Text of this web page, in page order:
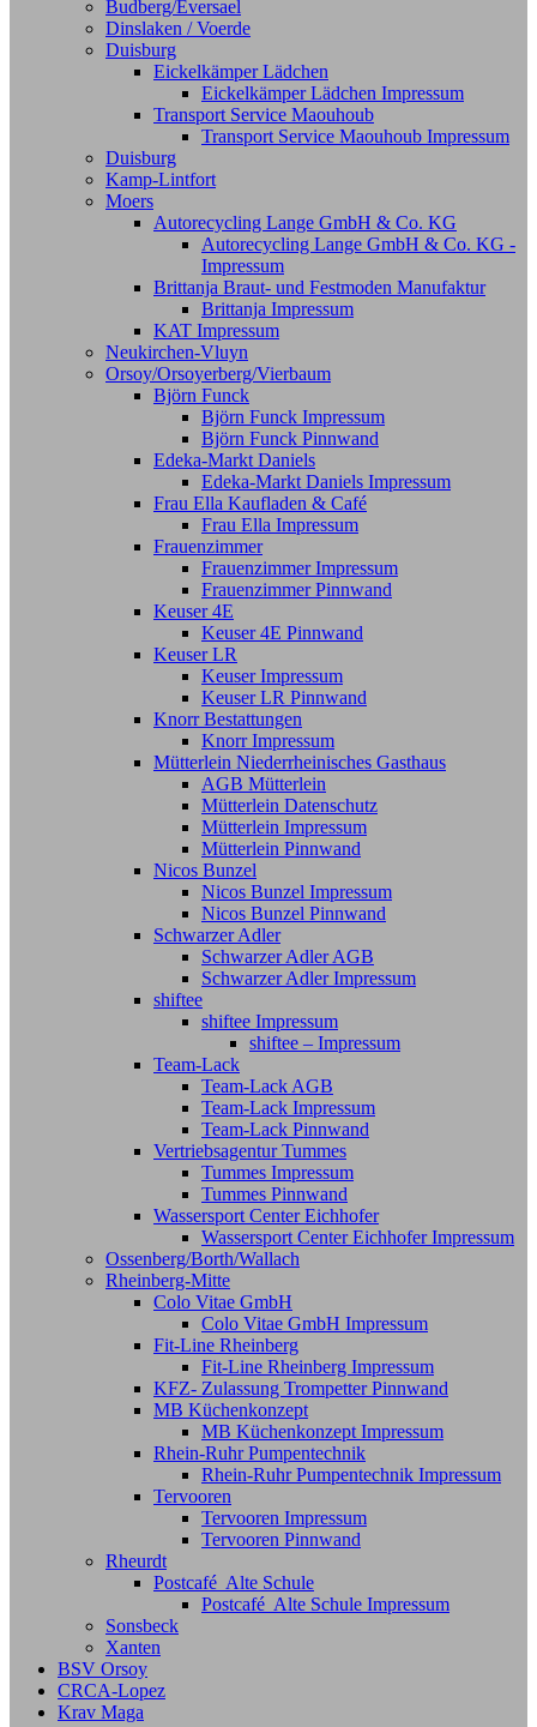
Budberg/Eversael
Dinslaken / Voerde
Duisburg
Eickelkämper Lädchen
Eickelkämper Lädchen Impressum
Transport Service Maouhoub
Transport Service Maouhoub Impressum
Duisburg
Kamp-Lintfort
Moers
Autorecycling Lange GmbH & Co. KG
Autorecycling Lange GmbH & Co. KG -
Impressum
Brittanja Braut- und Festmoden Manufaktur
Brittanja Impressum
KAT Impressum
Neukirchen-Vluyn
Orsoy/Orsoyerberg/Vierbaum
Björn Funck
Björn Funck Impressum
Björn Funck Pinnwand
Edeka-Markt Daniels
Edeka-Markt Daniels Impressum
Frau Ella Kaufladen & Café
Frau Ella Impressum
Frauenzimmer
Frauenzimmer Impressum
Frauenzimmer Pinnwand
Keuser 4E
Keuser 4E Pinnwand
Keuser LR
Keuser Impressum
Keuser LR Pinnwand
Knorr Bestattungen
Knorr Impressum
Mütterlein Niederrheinisches Gasthaus
AGB Mütterlein
Mütterlein Datenschutz
Mütterlein Impressum
Mütterlein Pinnwand
Nicos Bunzel
Nicos Bunzel Impressum
Nicos Bunzel Pinnwand
Schwarzer Adler
Schwarzer Adler AGB
Schwarzer Adler Impressum
shiftee
shiftee Impressum
shiftee – Impressum
Team-Lack
Team-Lack AGB
Team-Lack Impressum
Team-Lack Pinnwand
Vertriebsagentur Tummes
Tummes Impressum
Tummes Pinnwand
Wassersport Center Eichhofer
Wassersport Center Eichhofer Impressum
Ossenberg/Borth/Wallach
Rheinberg-Mitte
Colo Vitae GmbH
Colo Vitae GmbH Impressum
Fit-Line Rheinberg
Fit-Line Rheinberg Impressum
KFZ- Zulassung Trompetter Pinnwand
MB Küchenkonzept
MB Küchenkonzept Impressum
Rhein-Ruhr Pumpentechnik
Rhein-Ruhr Pumpentechnik Impressum
Tervooren
Tervooren Impressum
Tervooren Pinnwand
Rheurdt
Postcafé Alte Schule
Postcafé Alte Schule Impressum
Sonsbeck
Xanten
BSV Orsoy
CRCA-Lopez
Krav Maga